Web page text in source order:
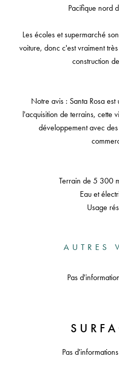
Pacifique nord
Les écoles et supermarché
voiture, donc c'est vraiment
construction
Notre avis : Santa Rosa
l'acquisition de terrains, cette
développement avec
Terrain de 5 300
Eau et
Usage
AUTRES
Pas
Pas